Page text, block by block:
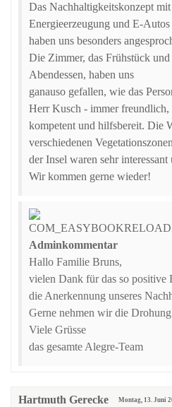
Das Nachhaltigkeitskonzept
Energieerzeugung und E-
haben uns besonders
Die Zimmer, das Frühstück
Abendessen, haben uns
ganauso gefallen, wie das
Herr Kusch - immer freundlich,
kompetent und hilfsbereit. Die
verschiedenen Vegetationszonen
der Insel waren sehr
Wir kommen gerne wieder!
Adminkommentar
Hallo Familie Bruns,
vielen Dank für das so positive
die Anerkennung unseres
Gerne nehmen wir die
Viele Grüsse
das gesamte Alegre-Team
Hartmuth Gerecke Montag, 13. Juni